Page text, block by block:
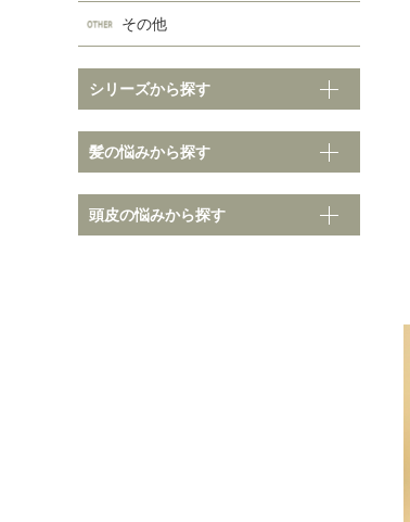
髪の悩みから探す
ノーマル
その他
シリーズから探す
髪の悩みから探す
頭皮の悩みから探す